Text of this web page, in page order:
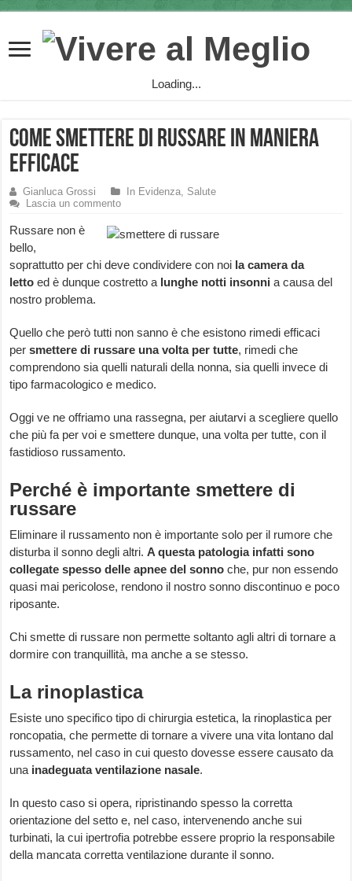
Loading...
Come smettere di Russare in maniera
efficace
Gianluca Grossi In Evidenza, Salute
Lascia un commento
Russare non è
bello,
soprattutto per chi deve condividere con noi la camera da
letto ed è dunque costretto a lunghe notti insonni a causa del
nostro problema.
Quello che però tutti non sanno è che esistono rimedi efficaci
persmettere di russare una volta per tutte, rimedi che
comprendono sia quelli naturali della nonna, sia quelli invece di
tipo farmacologico e medico.
Oggi ve ne offriamo una rassegna, per aiutarvi a scegliere quello
che più fa per voi e smettere dunque, una volta per tutte, con il
fastidioso russamento.
Perché è importante smettere di
russare
Eliminare il russamento non è importante solo per il rumore che
disturba il sonno degli altri.A questa patologia infatti sono
collegate spesso delle apnee del sonno che, pur non essendo
quasi mai pericolose, rendono il nostro sonno discontinuo e poco
riposante.
Chi smette di russare non permette soltanto agli altri di tornare a
dormire con tranquillità, ma anche a se stesso.
La rinoplastica
Esiste uno specifico tipo di chirurgia estetica, la rinoplastica per
roncopatia, che permette di tornare a vivere una vita lontano dal
russamento, nel caso in cui questo dovesse essere causato da
una inadeguata ventilazione nasale.
In questo caso si opera, ripristinando spesso la corretta
orientazione del setto e, nel caso, intervenendo anche sui
turbinati, la cui ipertrofia potrebbe essere proprio la responsabile
della mancata corretta ventilazione durante il sonno.